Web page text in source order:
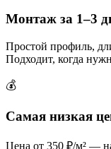
Монтаж за 1–3
Простой профиль,
Подходит, когда
💰
Самая низкая
Цена от 350 ₽/м² —